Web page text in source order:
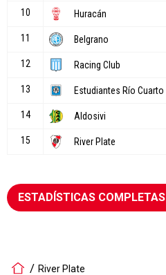
ESTADÍSTICAS COMPLETAS
River Plate